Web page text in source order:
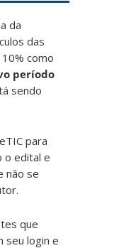
da
das
como
período
sendo
para
o edital e
não se
que
seu login e